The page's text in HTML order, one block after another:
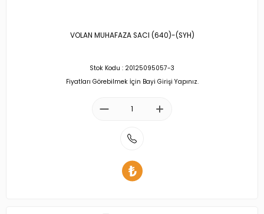
VOLAN MUHAFAZA SACI (640)-(SYH)
Stok Kodu : 20125095057-3
Fiyatları Görebilmek İçin Bayi Girişi Yapınız.